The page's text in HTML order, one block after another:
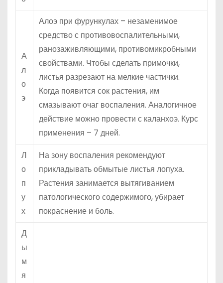
А
л
о
э
Алоэ при фурункулах – незаменимое
средство с противовоспалительными,
ранозаживляющими, противомикробными
свойствами. Чтобы сделать примочки,
листья разрезают на мелкие частички.
Когда появится сок растения, им
смазывают очаг воспаления. Аналогичное
действие можно провести с каланхоэ. Курс
применения – 7 дней.
Л
о
п
у
х
На зону воспаления рекомендуют
прикладывать обмытые листья лопуха.
Растения занимается вытягиванием
патологического содержимого, убирает
покраснение и боль.
Д
ы
м
я